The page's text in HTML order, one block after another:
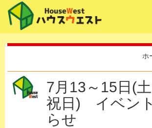
ホ
7月13～15日(土
祝日) イベン
らせ